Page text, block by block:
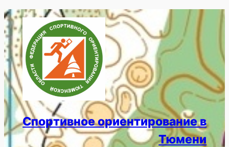
Спортивное ориентирование в
Тюмени